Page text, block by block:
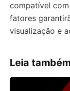
compatível
fatores
visualização e
Leia também